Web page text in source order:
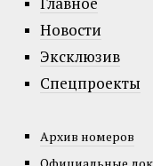
Новости
Эксклюзив
Спецпроекты
Архив номеров